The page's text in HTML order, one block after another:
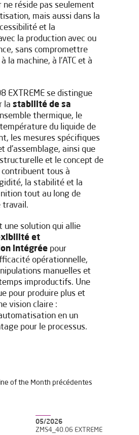
ne réside pas seulement
mais aussi dans la
et la
la production avec ou
sans compromettre
la machine, à l'ATC et à
EXTREME se distingue
la stabilité de sa
thermique, le
du liquide de
les mesures spécifiques
d'assemblage, ainsi que
et le concept de
contribuent tous à
la stabilité et la
tout au long de
travail.
une solution qui allie
et
intégrée pour
opérationnelle,
manuelles et
improductifs. Une
pour produire plus et
vision claire :
en un
pour le processus.
of the Month précédentes
05/2026
ZMS4_40.06 EXTREME
Aviso legaly laPolítica de privacidad
les newsletters de IBARMIA.
Envoyer